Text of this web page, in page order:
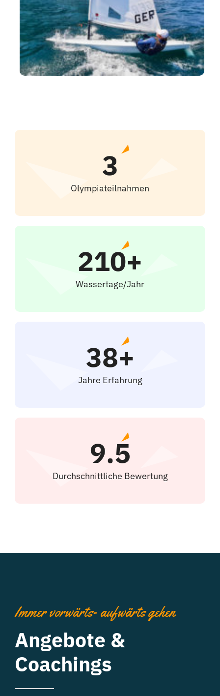
3
Olympiateilnahmen
210+
Wassertage/Jahr
38+
Jahre Erfahrung
9.5
Durchschnittliche Bewertung
Immer vorwärts- aufwärts gehen
Angebote &
Coachings